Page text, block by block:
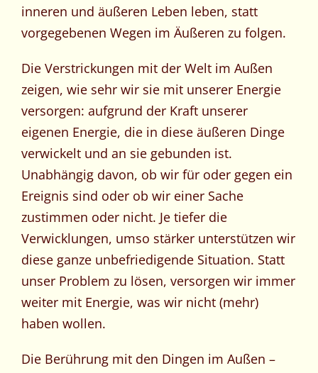
inneren und äußeren Leben leben, statt
vorgegebenen Wegen im Äußeren zu folgen.
Die Verstrickungen mit der Welt im Außen
zeigen, wie sehr wir sie mit unserer Energie
versorgen: aufgrund der Kraft unserer
eigenen Energie, die in diese äußeren Dinge
verwickelt und an sie gebunden ist.
Unabhängig davon, ob wir für oder gegen ein
Ereignis sind oder ob wir einer Sache
zustimmen oder nicht. Je tiefer die
Verwicklungen, umso stärker unterstützen wir
diese ganze unbefriedigende Situation. Statt
unser Problem zu lösen, versorgen wir immer
weiter mit Energie, was wir nicht (mehr)
haben wollen.
Die Berührung mit den Dingen im Außen –